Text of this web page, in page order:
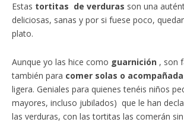
Estas tortitas de verduras son una
deliciosas, sanas y por si fuese poco,
plato.
Aunque yo las hice como guarnición , son
también para comer solas o
ligera. Geniales para quienes tenéis niños
mayores, incluso jubilados) que le han
las verduras, con las tortitas las comerán